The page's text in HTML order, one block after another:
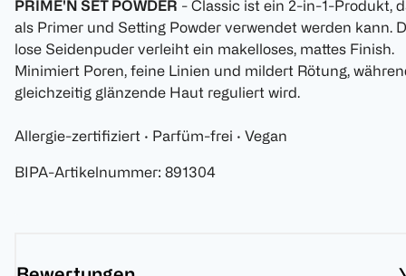
PRIME'N SET POWDER - Classic ist ein 2-in-1-Produkt,
als Primer und Setting Powder verwendet werden kann.
lose Seidenpuder verleiht ein makelloses, mattes Finish.
Minimiert Poren, feine Linien und mildert Rötung,
gleichzeitig glänzende Haut reguliert wird.
Allergie-zertifiziert · Parfüm-frei · Vegan
BIPA-Artikelnummer: 891304